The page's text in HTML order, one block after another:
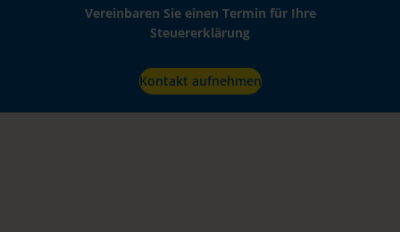
Vereinbaren Sie einen Termin für Ihre
Steuererklärung
Kontakt aufnehmen